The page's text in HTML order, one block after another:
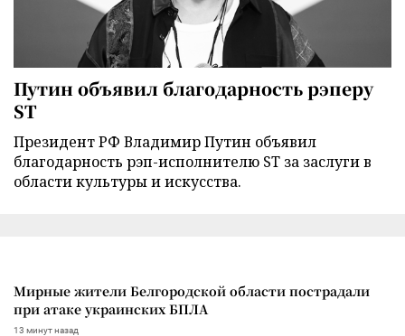
Путин объявил благодарность рэперу
ST
Президент РФ Владимир Путин объявил
благодарность рэп-исполнителю ST за заслуги в
области культуры и искусства.
Мирные жители Белгородской области пострадали
при атаке украинских БПЛА
13 минут назад